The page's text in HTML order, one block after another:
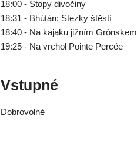
18:00 - Stopy divočiny
18:31 - Bhútán: Stezky štěstí
18:40 - Na kajaku jižním Grónskem
19:25 - Na vrchol Pointe Percée
Vstupné
Dobrovolné